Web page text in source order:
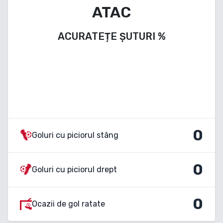
ATAC
ACURATEȚE ȘUTURI %
Goluri cu piciorul stâng 0
Goluri cu piciorul drept 0
Ocazii de gol ratate 0